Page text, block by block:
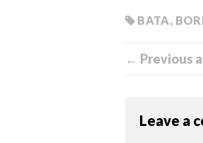
BATA,
← Previous
Leave a